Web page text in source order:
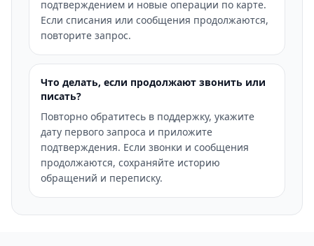
подтверждением и новые операции по карте.
Если списания или сообщения продолжаются,
повторите запрос.
Что делать, если продолжают звонить или
писать?
Повторно обратитесь в поддержку, укажите
дату первого запроса и приложите
подтверждения. Если звонки и сообщения
продолжаются, сохраняйте историю
обращений и переписку.